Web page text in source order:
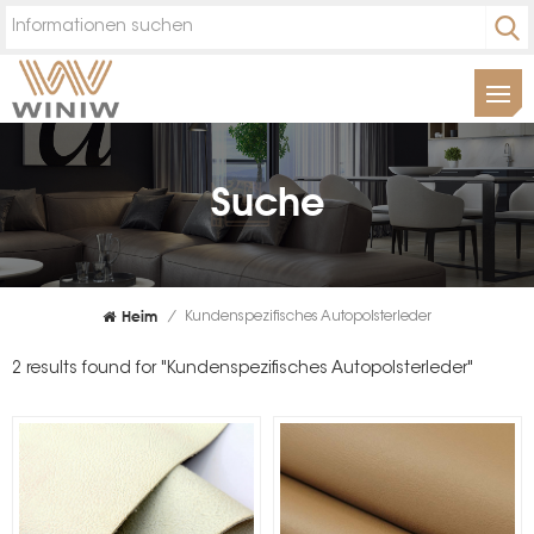
Suche
Heim / Kundenspezifisches Autopolsterleder
2 results found for "Kundenspezifisches Autopolsterleder"